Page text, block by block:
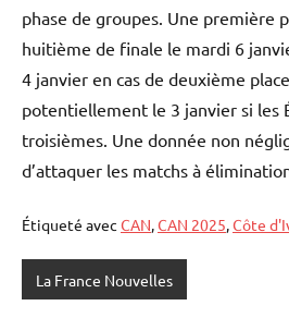
phase de groupes. Une première
huitième de finale le mardi 6
4 janvier en cas de deuxième
potentiellement le 3 janvier si les
troisièmes. Une donnée non
d’attaquer les matchs à
Étiqueté avec CAN,CAN 2025,Côte
La France Nouvelles